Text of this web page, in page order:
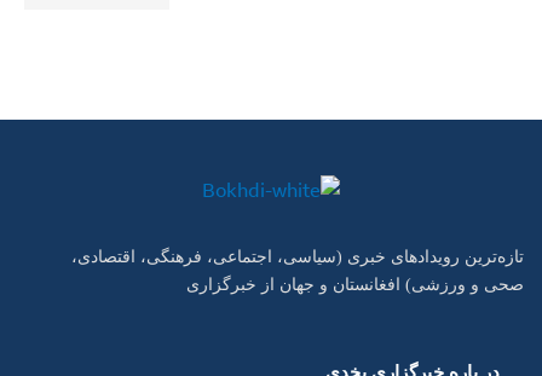
تازه‌ترین رویدادهای خبری (سیاسی، اجتماعی، فرهنگی، اقتصادی،
صحی و ورزشی) افغانستان و جهان از خبرگزاری